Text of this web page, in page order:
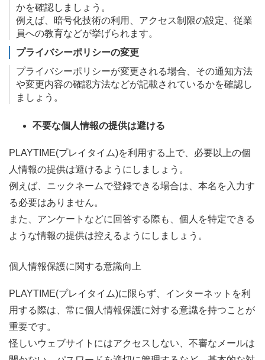
かを確認しましょう。
例えば、暗号化技術の利用、アクセス制限の設定、従業
員への教育などが挙げられます。
プライバシーポリシーの変更
プライバシーポリシーが変更される場合、その通知方法
や変更内容の確認方法などが記載されているかを確認し
ましょう。
不要な個人情報の提供は避ける
PLAYTIME(プレイタイム)を利用する上で、必要以上の個
人情報の提供は避けるようにしましょう。
例えば、ニックネームで登録できる場合は、本名を入力す
る必要はありません。
また、アンケートなどに回答する際も、個人を特定できる
ような情報の提供は控えるようにしましょう。
個人情報保護に関する意識向上
PLAYTIME(プレイタイム)に限らず、インターネットを利
用する際は、常に個人情報保護に対する意識を持つことが
重要です。
怪しいウェブサイトにはアクセスしない、不審なメールは